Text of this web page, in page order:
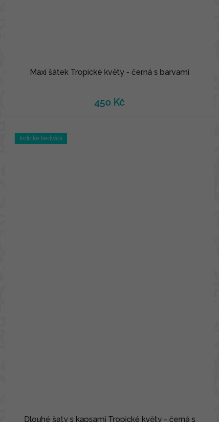
Maxi šátek Tropické květy - černá s barvami
450 Kč
Indické hedvábí
Dlouhé šaty s kapsami Tropické květy - černá s